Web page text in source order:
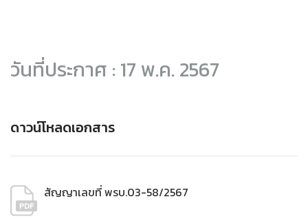
วันที่ประกาศ : 17 พ.ค. 2567
ดาวน์โหลดเอกสาร
สัญญาเลขที่ พรบ.03-58/2567